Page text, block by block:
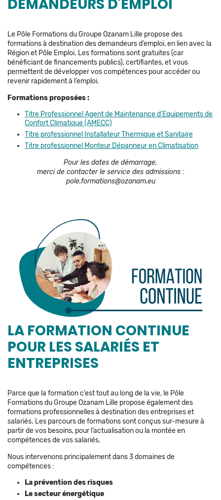
DEMANDEURS D’EMPLOI
Le Pôle Formations du Groupe Ozanam Lille propose des
formations à destination des demandeurs d’emploi, en lien avec la
Région et Pôle Emploi. Les formations sont gratuites (car
bénéficiant de financements publics), certifiantes, et vous
permettent de développer vos compétences pour accéder ou
revenir rapidement à l’emploi.
Formations proposées :
Titre Professionnel Agent de Maintenance d’Equipements de
Confort Climatique (AMECC)
Titre professionnel Installateur Thermique et Sanitaire
Titre professionnel Monteur Dépanneur en Climatisation
Pour les dates de démarrage,
merci de contacter le service des admissions :
pole.formations@ozanam.eu
LA FORMATION CONTINUE
POUR LES SALARIÉS ET
ENTREPRISES
Parce que la formation c’est tout au long de la vie, le Pôle
Formations du Groupe Ozanam Lille propose également des
formations professionnelles à destination des entreprises et
salariés. Les parcours de formations sont conçus sur-mesure à
partir de vos besoins, pour l’actualisation ou la montée en
compétences de vos salariés.
Nous intervenons principalement dans 3 domaines de
compétences :
La prévention des risques
Le secteur énergétique